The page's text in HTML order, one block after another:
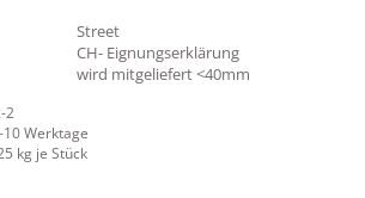
Street
CH- Eignungserklärung
wird mitgeliefert <40mm
2
10 Werktage
kg je Stück